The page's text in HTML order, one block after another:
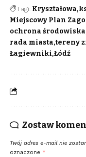
Tagi: Kryształowa
Miejscowy Plan
ochrona środowiska
rada miasta tereny
Łagiewniki Łódź
Zostaw
Twój adres e-mail nie
oznaczone *